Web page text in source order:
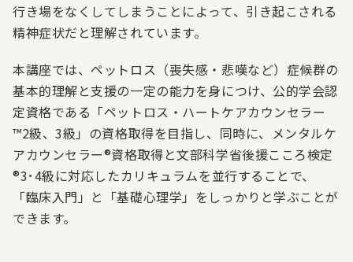
行き場をなくしてしまうことによって、引き起こされる
精神症状だと理解されています。
本講座では、ペットロス（喪失感・悲嘆など）症候群の
基本的理解と支援の一定の能力を身につけ、公的学会認
定資格である「ペットロス・ハートケアカウンセラー
™2級、3級」の資格取得を目指し、同時に、メンタルケ
アカウンセラー®資格取得と文部科学省後援こころ検定
®3･4級に対応したカリキュラムを並行することで、
「臨床入門」と「基礎心理学」をしっかりと学ぶことが
できます。